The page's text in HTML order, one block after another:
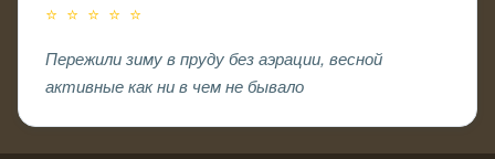
⭐ ⭐ ⭐ ⭐ ⭐
Пережили зиму в пруду без аэрации, весной
активные как ни в чем не бывало